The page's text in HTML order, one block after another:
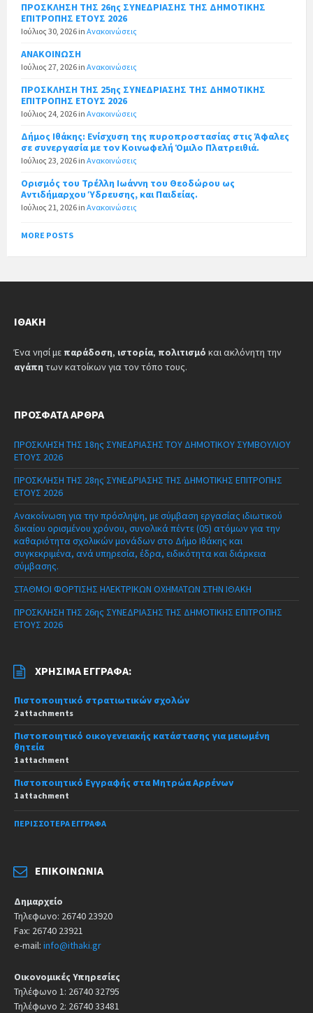
ΠΡΟΣΚΛΗΣΗ ΤΗΣ 26ης ΣΥΝΕΔΡΙΑΣΗΣ ΤΗΣ ΔΗΜΟΤΙΚΗΣ
ΕΠΙΤΡΟΠΗΣ ΕΤΟΥΣ 2026
Ιούλιος 30, 2026 in Ανακοινώσεις
ΑΝΑΚΟΙΝΩΣΗ
Ιούλιος 27, 2026 in Ανακοινώσεις
ΠΡΟΣΚΛΗΣΗ ΤΗΣ 25ης ΣΥΝΕΔΡΙΑΣΗΣ ΤΗΣ ΔΗΜΟΤΙΚΗΣ
ΕΠΙΤΡΟΠΗΣ ΕΤΟΥΣ 2026
Ιούλιος 24, 2026 in Ανακοινώσεις
Δήμος Ιθάκης: Ενίσχυση της πυροπροστασίας στις Άφαλες
σε συνεργασία με τον Κοινωφελή Όμιλο Πλατρειθιά.
Ιούλιος 23, 2026 in Ανακοινώσεις
Ορισμός του Τρέλλη Ιωάννη του Θεοδώρου ως
Αντιδήμαρχου Ύδρευσης, και Παιδείας.
Ιούλιος 21, 2026 in Ανακοινώσεις
MORE POSTS
ΙΘΆΚΗ
Ένα νησί με παράδοση, ιστορία, πολιτισμό και ακλόνητη την
αγάπη των κατοίκων για τον τόπο τους.
ΠΡΌΣΦΑΤΑ ΆΡΘΡΑ
ΠΡΟΣΚΛΗΣΗ ΤΗΣ 18ης ΣΥΝΕΔΡΙΑΣΗΣ ΤΟΥ ΔΗΜΟΤΙΚΟΥ ΣΥΜΒΟΥΛΙΟΥ
ΕΤΟΥΣ 2026
ΠΡΟΣΚΛΗΣΗ ΤΗΣ 28ης ΣΥΝΕΔΡΙΑΣΗΣ ΤΗΣ ΔΗΜΟΤΙΚΗΣ ΕΠΙΤΡΟΠΗΣ
ΕΤΟΥΣ 2026
Ανακοίνωση για την πρόσληψη, με σύμβαση εργασίας ιδιωτικού
δικαίου ορισμένου χρόνου, συνολικά πέντε (05) ατόμων για την
καθαριότητα σχολικών μονάδων στο Δήμο Ιθάκης και
συγκεκριμένα, ανά υπηρεσία, έδρα, ειδικότητα και διάρκεια
σύμβασης.
ΣΤΑΘΜΟΙ ΦΟΡΤΙΣΗΣ ΗΛΕΚΤΡΙΚΩΝ ΟΧΗΜΑΤΩΝ ΣΤΗΝ ΙΘΑΚΗ
ΠΡΟΣΚΛΗΣΗ ΤΗΣ 26ης ΣΥΝΕΔΡΙΑΣΗΣ ΤΗΣ ΔΗΜΟΤΙΚΗΣ ΕΠΙΤΡΟΠΗΣ
ΕΤΟΥΣ 2026
ΧΡΉΣΙΜΑ ΈΓΓΡΑΦΑ:
Πιστοποιητικό στρατιωτικών σχολών
2 attachments
Πιστοποιητικό οικογενειακής κατάστασης για μειωμένη
θητεία
1 attachment
Πιστοποιητικό Εγγραφής στα Μητρώα Αρρένων
1 attachment
ΠΕΡΙΣΣΌΤΕΡΑ ΈΓΓΡΑΦΑ
ΕΠΙΚΟΙΝΩΝΊΑ
Δημαρχείο
Τηλεφωνο: 26740 23920
Fax: 26740 23921
e-mail: info@ithaki.gr
Οικονομικές Υπηρεσίες
Τηλέφωνο 1: 26740 32795
Τηλέφωνο 2: 26740 33481